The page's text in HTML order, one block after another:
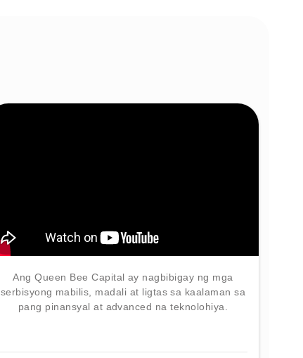
Ang Queen Bee Capital ay nagbibigay ng mga
serbisyong mabilis, madali at ligtas sa kaalaman sa
pang pinansyal at advanced na teknolohiya.